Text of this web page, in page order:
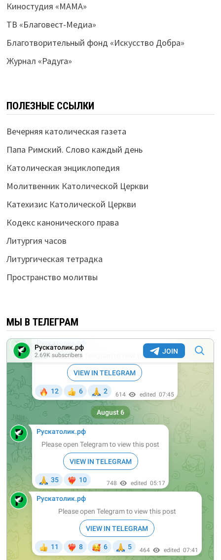
Киностудия «МАМА»
ТВ «Благовест-Медиа»
Благотворительный фонд «Искусство Добра»
Журнал «Радуга»
ПОЛЕЗНЫЕ ССЫЛКИ
Вечерняя католическая газета
Папа Римский. Слово каждый день
Католическая энциклопедия
Молитвенник Католической Церкви
Катехизис Католической Церкви
Кодекс канонического права
Литургия часов
Литургическая тетрадка
Пространство молитвы
МЫ В ТЕЛЕГРАМ